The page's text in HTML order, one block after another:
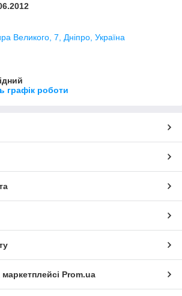
Великого, 7, Дніпро, Україна
графік роботи
Prom.ua